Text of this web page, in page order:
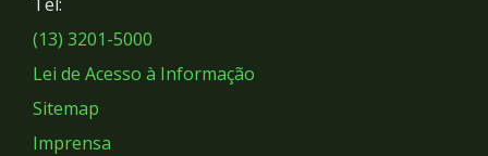
Sociais
(13) 3201-5000
Lei de Acesso à Informação
Sitemap
Imprensa